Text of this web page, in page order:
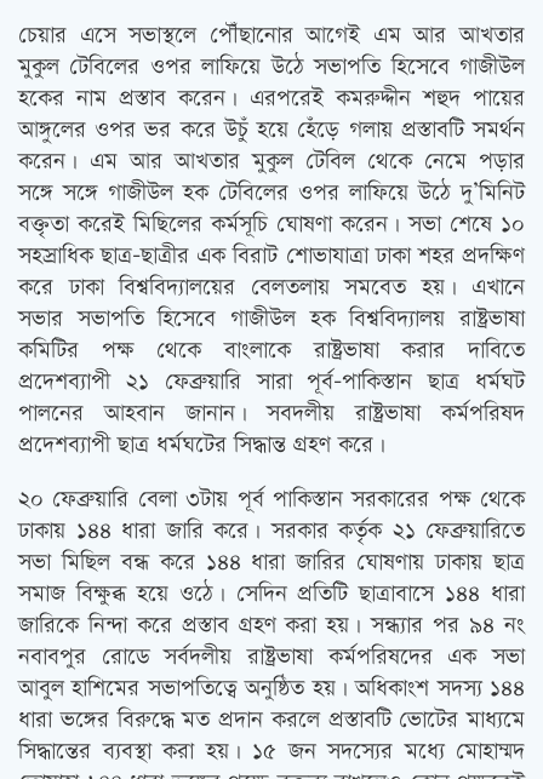
চেয়ার এসে সভাস্থলে পৌঁছানোর আগেই এম আর আখতার
মুকুল টেবিলের ওপর লাফিয়ে উঠে সভাপতি হিসেবে গাজীউল
হকের নাম প্রস্তাব করেন। এরপরেই কমরুদ্দীন শহুদ পায়ের
আঙ্গুলের ওপর ভর করে উচুঁ হয়ে হেঁড়ে গলায় প্রস্তাবটি সমর্থন
করেন। এম আর আখতার মুকুল টেবিল থেকে নেমে পড়ার
সঙ্গে সঙ্গে গাজীউল হক টেবিলের ওপর লাফিয়ে উঠে দু’মিনিট
বক্তৃতা করেই মিছিলের কর্মসূচি ঘোষণা করেন। সভা শেষে ১০
সহস্রাধিক ছাত্র-ছাত্রীর এক বিরাট শোভাযাত্রা ঢাকা শহর প্রদক্ষিণ
করে ঢাকা বিশ্ববিদ্যালয়ের বেলতলায় সমবেত হয়। এখানে
সভার সভাপতি হিসেবে গাজীউল হক বিশ্ববিদ্যালয় রাষ্ট্রভাষা
কমিটির পক্ষ থেকে বাংলাকে রাষ্ট্রভাষা করার দাবিতে
প্রদেশব্যাপী ২১ ফেব্রুয়ারি সারা পূর্ব-পাকিস্তান ছাত্র ধর্মঘট
পালনের আহবান জানান। সবদলীয় রাষ্ট্রভাষা কর্মপরিষদ
প্রদেশব্যাপী ছাত্র ধর্মঘটের সিদ্ধান্ত গ্রহণ করে।
২০ ফেব্রুয়ারি বেলা ৩টায় পূর্ব পাকিস্তান সরকারের পক্ষ থেকে
ঢাকায় ১৪৪ ধারা জারি করে। সরকার কর্তৃক ২১ ফেব্রুয়ারিতে
সভা মিছিল বন্ধ করে ১৪৪ ধারা জারির ঘোষণায় ঢাকায় ছাত্র
সমাজ বিক্ষুব্ধ হয়ে ওঠে। সেদিন প্রতিটি ছাত্রাবাসে ১৪৪ ধারা
জারিকে নিন্দা করে প্রস্তাব গ্রহণ করা হয়। সন্ধ্যার পর ৯৪ নং
নবাবপুর রোডে সর্বদলীয় রাষ্ট্রভাষা কর্মপরিষদের এক সভা
আবুল হাশিমের সভাপতিত্বে অনুষ্ঠিত হয়। অধিকাংশ সদস্য ১৪৪
ধারা ভঙ্গের বিরুদ্ধে মত প্রদান করলে প্রস্তাবটি ভোটের মাধ্যমে
সিদ্ধান্তের ব্যবস্থা করা হয়। ১৫ জন সদস্যের মধ্যে মোহাম্মদ